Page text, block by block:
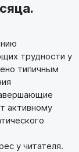
трудности у
типичным
активному
у читателя.